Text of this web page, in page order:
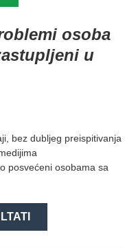
osoba
u
bez dubljeg preispitivanja
posvećeni osobama sa